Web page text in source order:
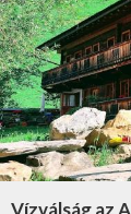
Vízválság az